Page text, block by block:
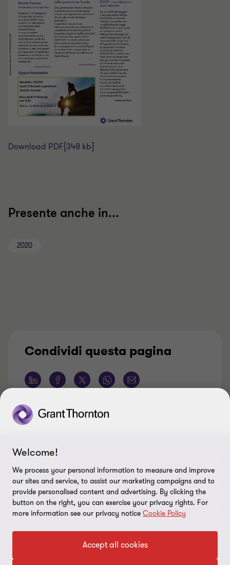
Download PDF [348 kb]
Presente anche in...
2020
Condividi questa pagina
Contattaci
I nostri professionisti
Bernoni Grant Thornton - LinkedIn
ABOUT
Chi siamo
I nostri uffici
LEGAL
Disclaimer
Privacy policy
FOLLOW US
Welcome!
We process your personal information to measure and improve
our sites and service, to assist our marketing campaigns and to
provide personalised content and advertising. By clicking the
button on the right, you can exercise your privacy rights. For
more information see our privacy notice Cookie Policy
Accept all cookies